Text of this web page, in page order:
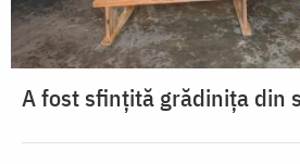
A fost sfințită grădinița din